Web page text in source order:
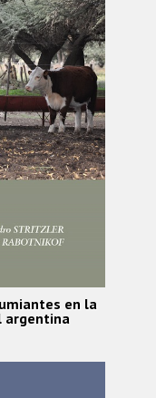
en la
argentina